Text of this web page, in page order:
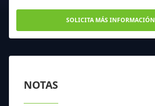
SOLICITA MÁS INFORMACIÓN
NOTAS